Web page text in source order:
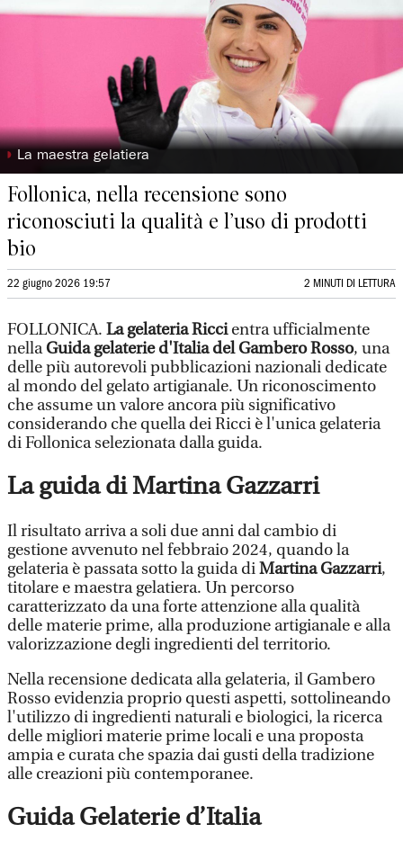
◗ La maestra gelatiera
Follonica, nella recensione sono
riconosciuti la qualità e l’uso di prodotti
bio
22 giugno 2026 19:57 2 MINUTI DI LETTURA
FOLLONICA. La gelateria Riccientra ufficialmente
nellaGuida gelaterie d'Italia del Gambero Rosso, una
delle più autorevoli pubblicazioni nazionali dedicate
al mondo del gelato artigianale. Un riconoscimento
che assume un valore ancora più significativo
considerando che quella dei Ricci è l'unica gelateria
di Follonica selezionata dalla guida.
La guida di Martina Gazzarri
Il risultato arriva a soli due anni dal cambio di
gestione avvenuto nel febbraio 2024, quando la
gelateria è passata sotto la guida diMartina Gazzarri,
titolare e maestra gelatiera. Un percorso
caratterizzato da una forte attenzione alla qualità
delle materie prime, alla produzione artigianale e alla
valorizzazione degli ingredienti del territorio.
Nella recensione dedicata alla gelateria, il Gambero
Rosso evidenzia proprio questi aspetti, sottolineando
l'utilizzo di ingredienti naturali e biologici, la ricerca
delle migliori materie prime locali e una proposta
ampia e curata che spazia dai gusti della tradizione
alle creazioni più contemporanee.
Guida Gelaterie d’Italia